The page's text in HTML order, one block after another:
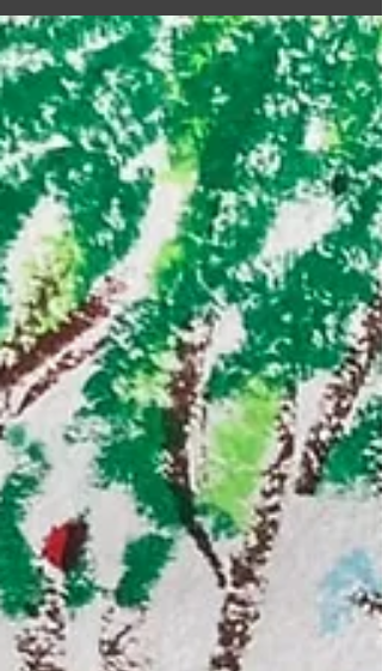
réalité que j'ai vécue et traversée il y a quelques
années fut une expérience fondatrice. Il s'agit de
mon frère ...